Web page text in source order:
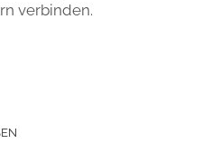
verbinden.